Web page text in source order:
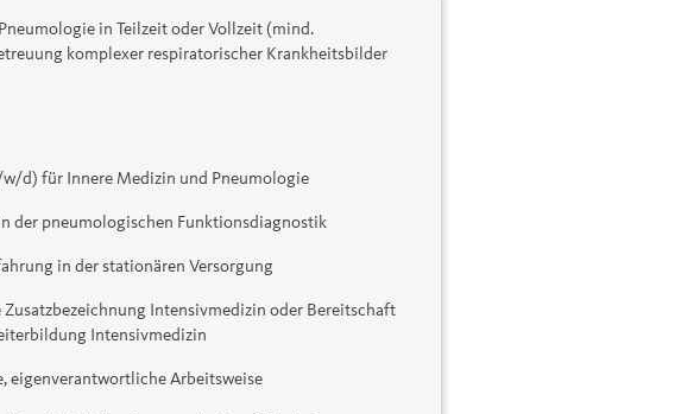
in Teilzeit oder Vollzeit (mind.
komplexer respiratorischer Krankheitsbilder
d) für Innere Medizin und Pneumologie
der pneumologischen Funktionsdiagnostik
in der stationären Versorgung
Zusatzbezeichnung Intensivmedizin oder Bereitschaft
Intensivmedizin
eigenverantwortliche Arbeitsweise